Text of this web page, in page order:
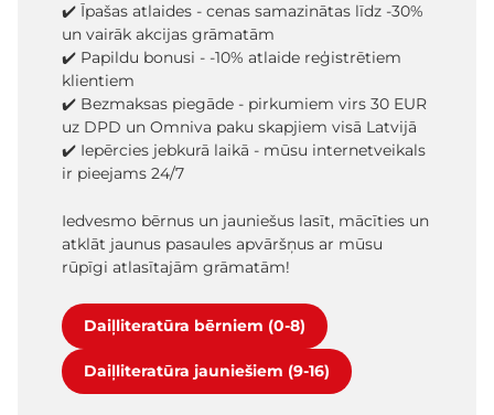
✔️ Īpašas atlaides - cenas samazinātas līdz -30%
un vairāk akcijas grāmatām
✔️ Papildu bonusi - -10% atlaide reģistrētiem
klientiem
✔️ Bezmaksas piegāde - pirkumiem virs 30 EUR
uz DPD un Omniva paku skapjiem visā Latvijā
✔️ Iepērcies jebkurā laikā - mūsu internetveikals
ir pieejams 24/7
Iedvesmo bērnus un jauniešus lasīt, mācīties un
atklāt jaunus pasaules apvāršņus ar mūsu
rūpīgi atlasītajām grāmatām!
Daiļliteratūra bērniem (0-8)
Daiļliteratūra jauniešiem (9-16)